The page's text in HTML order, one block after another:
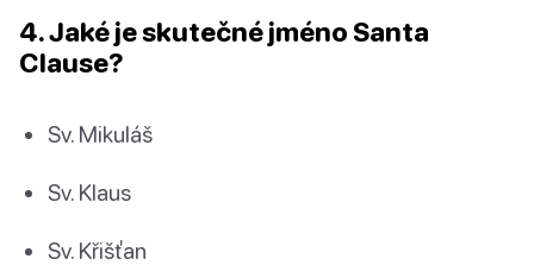
4. Jaké je skutečné jméno Santa
Clause?
Sv. Mikuláš
Sv. Klaus
Sv. Křišťan